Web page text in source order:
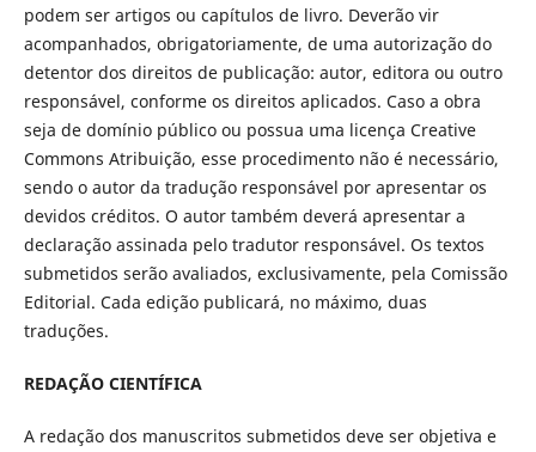
podem ser artigos ou capítulos de livro. Deverão vir
acompanhados, obrigatoriamente, de uma autorização do
detentor dos direitos de publicação: autor, editora ou outro
responsável, conforme os direitos aplicados. Caso a obra
seja de domínio público ou possua uma licença Creative
Commons Atribuição, esse procedimento não é necessário,
sendo o autor da tradução responsável por apresentar os
devidos créditos. O autor também deverá apresentar a
declaração assinada pelo tradutor responsável. Os textos
submetidos serão avaliados, exclusivamente, pela Comissão
Editorial. Cada edição publicará, no máximo, duas
traduções.
REDAÇÃO CIENTÍFICA
A redação dos manuscritos submetidos deve ser objetiva e